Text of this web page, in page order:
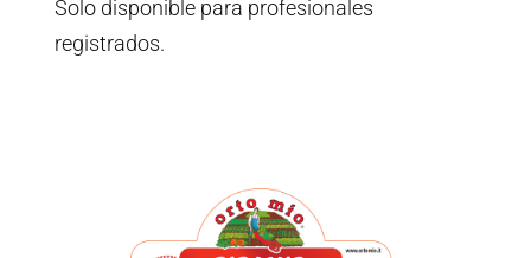
Solo disponible para profesionales
registrados.